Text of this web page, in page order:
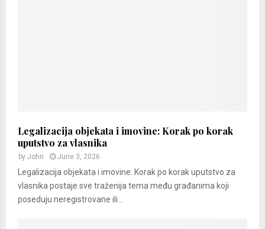
Legalizacija objekata i imovine: Korak po korak
uputstvo za vlasnika
by John June 3, 2026
Legalizacija objekata i imovine: Korak po korak uputstvo za
vlasnika postaje sve traženija tema među građanima koji
poseduju neregistrovane ili...